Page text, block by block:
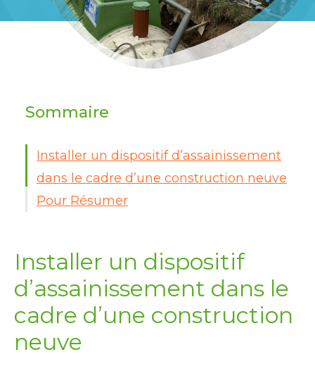
Sommaire
Installer un dispositif d’assainissement
dans le cadre d’une construction neuve
Pour Résumer
Installer un dispositif
d’assainissement dans le
cadre d’une construction
neuve